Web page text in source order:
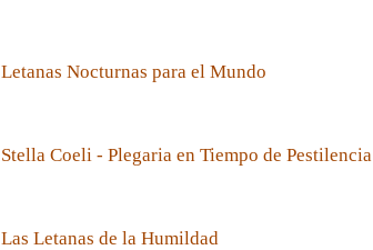
Letanas Nocturnas para el Mundo
Stella Coeli - Plegaria en Tiempo de Pestilencia
Las Letanas de la Humildad